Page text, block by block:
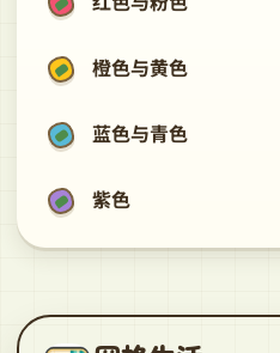
橙色与黄色
蓝色与青色
紫色